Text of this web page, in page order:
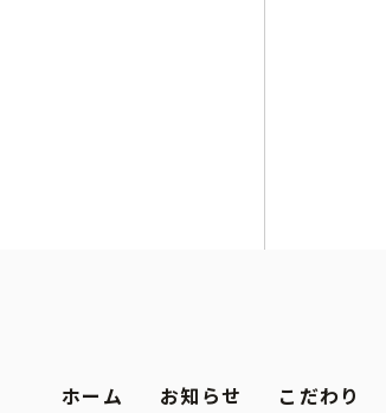
ホーム お知らせ こだわり